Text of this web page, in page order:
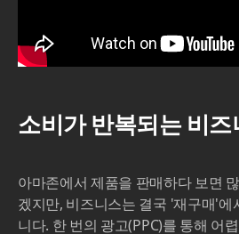
소비가 반복되는 비즈
아마존에서 제품을 판매하다 보면
겠지만, 비즈니스는 결국 '재구매'에
니다. 한 번의 광고(PPC)를 통해 어